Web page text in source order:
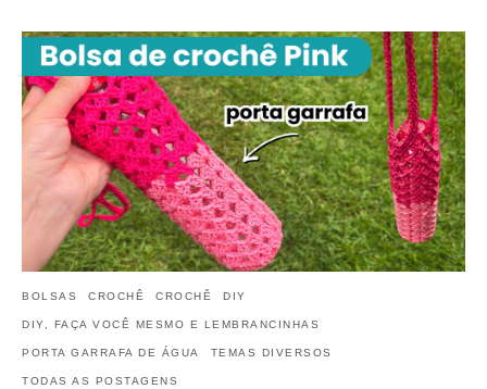
BOLSAS CROCHÊ CROCHÊ DIY
DIY, FAÇA VOCÊ MESMO E LEMBRANCINHAS
PORTA GARRAFA DE ÁGUA TEMAS DIVERSOS
TODAS AS POSTAGENS